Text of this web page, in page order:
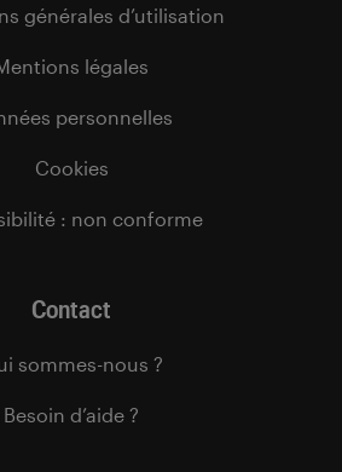
générales d’utilisation
légales
personnelles
Cookies
: non conforme
Contact
sommes-nous ?
Besoin d’aide ?